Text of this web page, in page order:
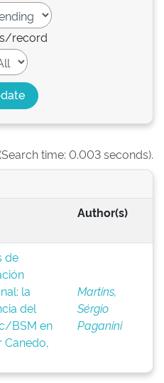
record
time: 0.003 seconds).
Author(s)
de
la
del
BSM en
Canedo,
Martins,
Sérgio
Paganini